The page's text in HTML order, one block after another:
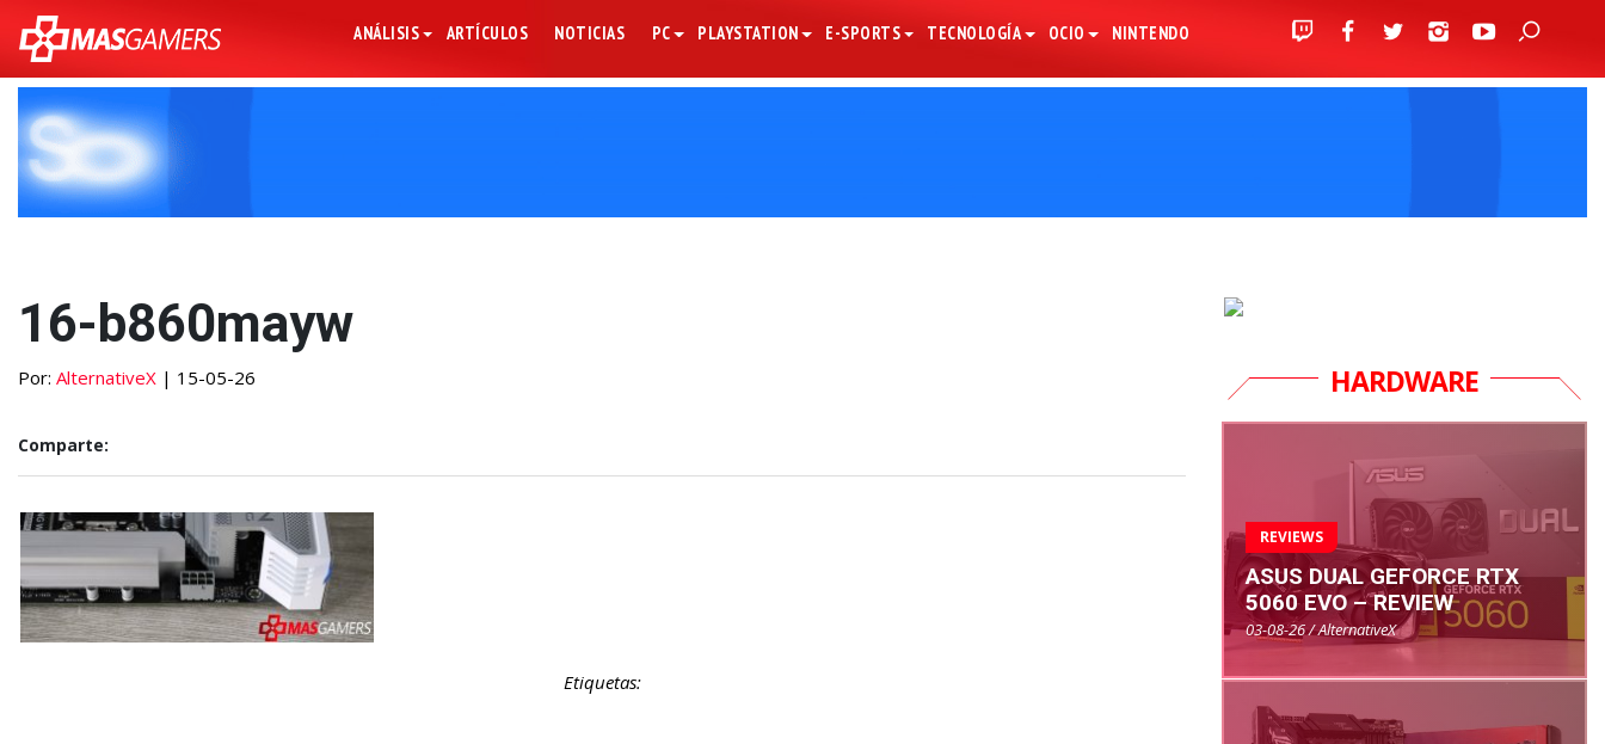
ANÁLISIS ARTÍCULOS NOTICIAS PC PLAYSTATION E-SPORTS TECNOLOGÍA OCIO NINTENDO
16-b860mayw
Por: AlternativeX | 15-05-26
Comparte:
Etiquetas:
HARDWARE
REVIEWS
ASUS DUAL GEFORCE RTX
5060 EVO – REVIEW
03-08-26 / AlternativeX